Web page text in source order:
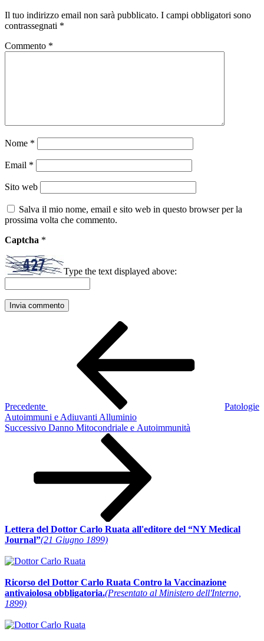
Il tuo indirizzo email non sarà pubblicato. I campi obbligatori sono
contrassegnati *
Commento *
Nome *
Email *
Sito web
Salva il mio nome, email e sito web in questo browser per la
prossima volta che commento.
Captcha *
Type the text displayed above:
Precedente
Patologie
Autoimmuni e Adiuvanti Alluminio
Articolo
Successivo Danno Mitocondriale e Autoimmunità
Lettera del Dottor Carlo Ruata all'editore del “NY Medical
Journal”(21 Giugno 1899)
Ricorso del Dottor Carlo Ruata Contro la Vaccinazione
antivaiolosa obbligatoria.(Presentato al Ministero dell'Interno,
1899)